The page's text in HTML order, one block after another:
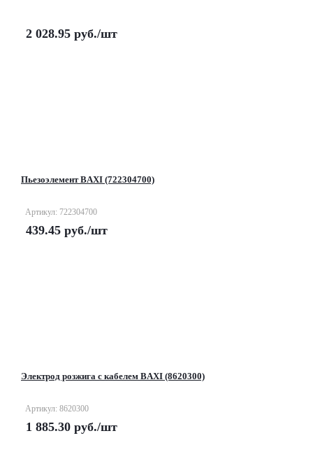
2 028.95 руб./шт
Пьезоэлемент BAXI (722304700)
Артикул: 722304700
439.45 руб./шт
Электрод розжига с кабелем BAXI (8620300)
Артикул: 8620300
1 885.30 руб./шт